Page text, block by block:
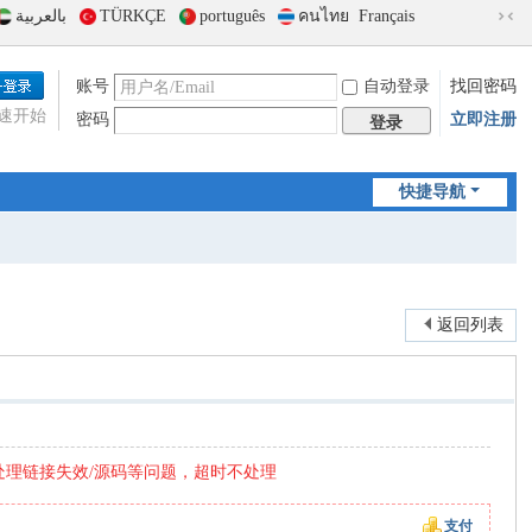
بالعربية TÜRKÇE português คนไทย Français
到
版
账号 自动登录
找回密码
密码
登录 立即注册
开始
快捷导航
返回列表
链接失效/源码等问题，超时不处理
支付